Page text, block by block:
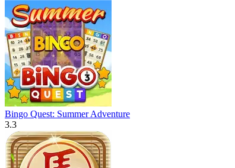
Bingo Quest: Summer Adventure
3.3